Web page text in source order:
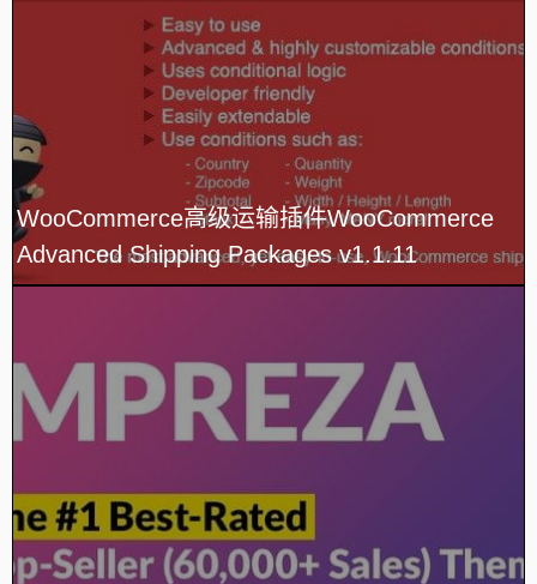
WooCommerce高级运输插件WooCommerce
Advanced Shipping Packages v1.1.11